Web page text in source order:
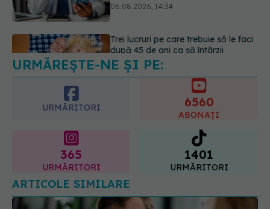
06.08.2026, 13:03
Colebil și Panzcebil, blocate
temporar în farmacii. ANMDMR
explică de ce a luat măsura
06.08.2026, 16:37
URMĂREȘTE-NE ȘI PE:
URMĂRITORI
ABONAȚI
URMĂRITORI
1401
URMĂRITORI
ARTICOLE SIMILARE